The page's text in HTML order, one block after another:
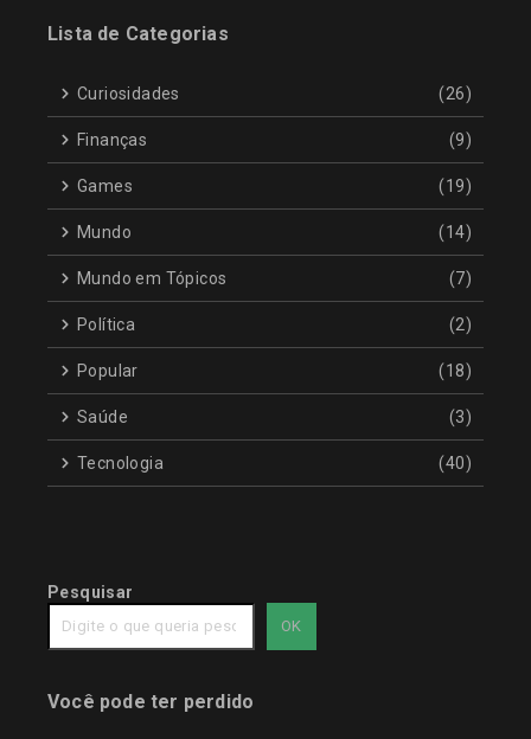
Lista de Categorias
Curiosidades (26)
Finanças (9)
Games (19)
Mundo (14)
Mundo em Tópicos (7)
Política (2)
Popular (18)
Saúde (3)
Tecnologia (40)
Pesquisar
OK
Você pode ter perdido